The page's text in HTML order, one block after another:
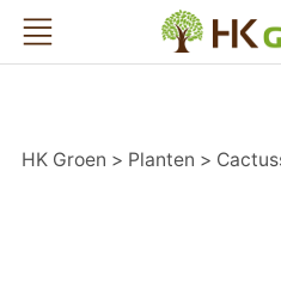
HK Groen
HK Groen Planten